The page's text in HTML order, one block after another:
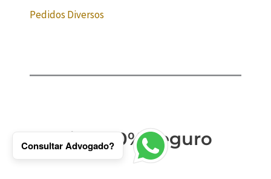
Pedidos Diversos
Site 100% Seguro
Consultar Advogado?